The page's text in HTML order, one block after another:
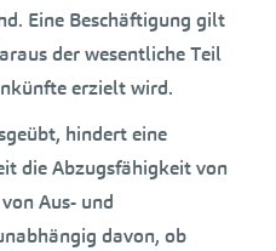
Eine Beschäftigung gilt
der wesentliche Teil
erzielt wird.
hindert eine
die Abzugsfähigkeit von
Aus- und
davon, ob